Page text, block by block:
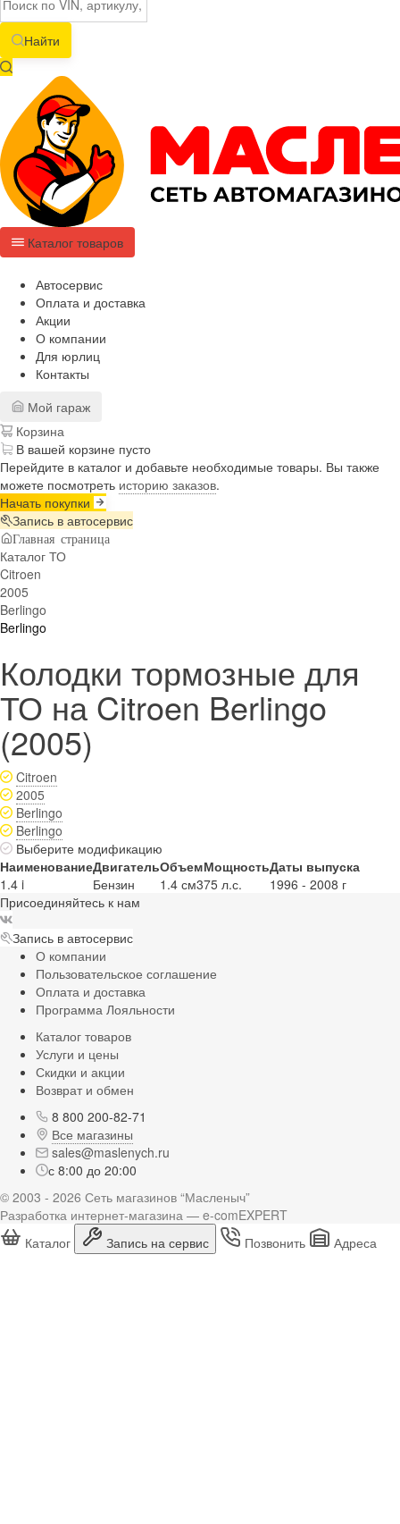
Найти
Каталог товаров
Автосервис
Оплата и доставка
Акции
О компании
Для юрлиц
Контакты
Мой гараж
Корзина
В вашей корзине пусто
Перейдите в каталог и добавьте необходимые товары. Вы также
можете посмотреть историю заказов.
Начать покупки
Запись в автосервис
Главная страница
Каталог ТО
Citroen
2005
Berlingo
Berlingo
Колодки тормозные для
ТО на Citroen Berlingo
(2005)
Citroen
2005
Berlingo
Berlingo
Выберите модификацию
НаименованиеДвигательОбъемМощностьДаты выпуска
1.4 i
Бензин 1.4 см375 л.с.
1996 - 2008 г
Присоединяйтесь к нам
Запись в автосервис
О компании
Пользовательское соглашение
Оплата и доставка
Программа Лояльности
Каталог товаров
Услуги и цены
Скидки и акции
Возврат и обмен
8 800 200-82-71
Все магазины
sales@maslenych.ru
с 8:00 до 20:00
© 2003 - 2026 Сеть магазинов “Масленыч”
Разработка интернет-магазина — e-comEXPERT
Каталог
Запись на сервис Позвонить Адреса